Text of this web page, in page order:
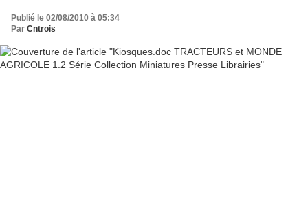
Publié le 02/08/2010 à 05:34
Par Cntrois